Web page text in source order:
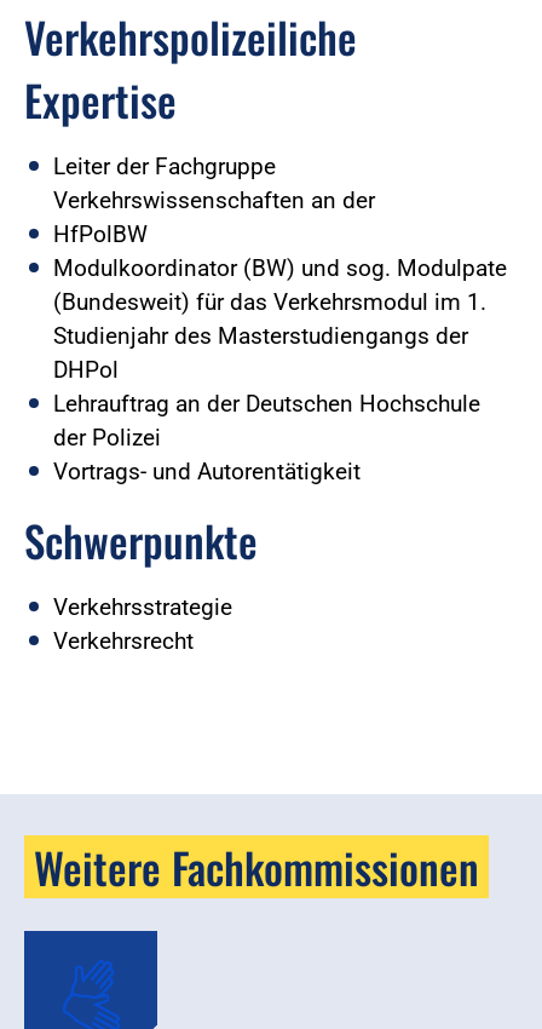
Verkehrspolizeiliche
Expertise
Leiter der Fachgruppe
Verkehrswissenschaften an der
HfPolBW
Modulkoordinator (BW) und sog. Modulpate
(Bundesweit) für das Verkehrsmodul im 1.
Studienjahr des Masterstudiengangs der
DHPol
Lehrauftrag an der Deutschen Hochschule
der Polizei
Vortrags- und Autorentätigkeit
Schwerpunkte
Verkehrsstrategie
Verkehrsrecht
Weitere Fachkommissionen